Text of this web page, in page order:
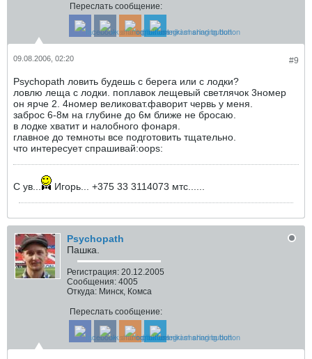
Переслать сообщение:
#9
09.08.2006, 02:20
Psychopath ловить будешь с берега или с лодки?
ловлю леща с лодки. поплавок лещевый светлячок 3номер
он ярче 2. 4номер великоват.фаворит червь у меня.
заброс 6-8м на глубине до 6м ближе не бросаю.
в лодке хватит и налобного фонаря.
главное до темноты все подготовить тщательно.
что интересует спрашивай:oops:
С ув... Игорь... +375 33 3114073 мтс......
Psychopath
Пашка.
Регистрация: 20.12.2005
Сообщения: 4005
Откуда: Минск, Комса
Переслать сообщение: